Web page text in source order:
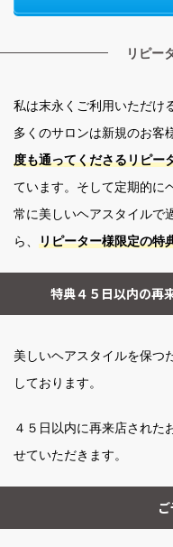
リピー
私は末永くご利用いただけ
多くのサロンは新規のお客
度も通ってくださるリピー
ています。そして定期的に
常に美しいヘアスタイルで
ら、 リピーター様限定の特
特典４５日以内の再
美しいヘアスタイルを保つ
しております。
４５日以内に再来店された
せていただきます。